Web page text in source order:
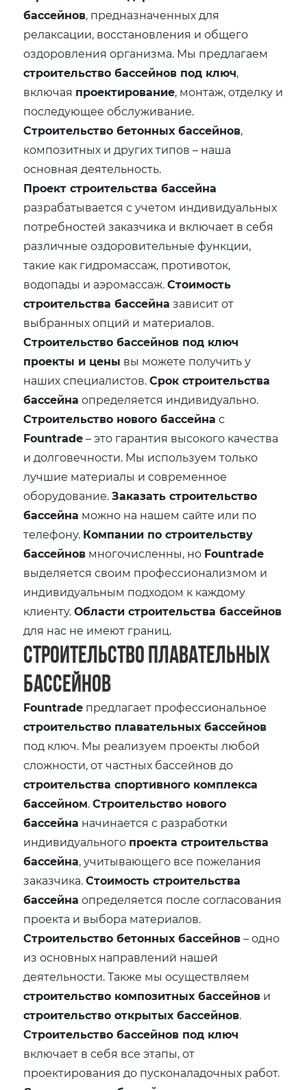
бассейнов, предназначенных для
релаксации, восстановления и общего
оздоровления организма. Мы предлагаем
строительство бассейнов под ключ,
включая проектирование, монтаж, отделку и
последующее обслуживание.
Строительство бетонных бассейнов,
композитных и других типов – наша
основная деятельность.
Проект строительства бассейна
разрабатывается с учетом индивидуальных
потребностей заказчика и включает в себя
различные оздоровительные функции,
такие как гидромассаж, противоток,
водопады и аэромассаж.Стоимость
строительства бассейна зависит от
выбранных опций и материалов.
Строительство бассейнов под ключ
проекты и цены вы можете получить у
наших специалистов.Срок строительства
бассейна определяется индивидуально.
Строительство нового бассейна с
Fountrade– это гарантия высокого качества
и долговечности. Мы используем только
лучшие материалы и современное
оборудование.Заказать строительство
бассейна можно на нашем сайте или по
телефону. Компании по строительству
бассейнов многочисленны, но Fountrade
выделяется своим профессионализмом и
индивидуальным подходом к каждому
клиенту.Области строительства бассейнов
для нас не имеют границ.
Строительство плавательных
бассейнов
Fountrade предлагает профессиональное
строительство плавательных бассейнов
под ключ. Мы реализуем проекты любой
сложности, от частных бассейнов до
строительства спортивного комплекса
бассейном.Строительство нового
бассейна начинается с разработки
индивидуального проекта строительства
бассейна, учитывающего все пожелания
заказчика.Стоимость строительства
бассейна определяется после согласования
проекта и выбора материалов.
Строительство бетонных бассейнов– одно
из основных направлений нашей
деятельности. Также мы осуществляем
строительство композитных бассейнов и
строительство открытых бассейнов.
Строительство бассейнов под ключ
включает в себя все этапы, от
проектирования до пусконаладочных работ.